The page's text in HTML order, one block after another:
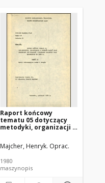
Raport końcowy
tematu 05 dotyczący
metodyki, organizacji i
przebiegu ich wdrożeń i
programu dalszych
1980 roku. Cz. 2, Karty
informacyjne zadań i
Majcher, Henryk. Oprac.
1980
maszynopis